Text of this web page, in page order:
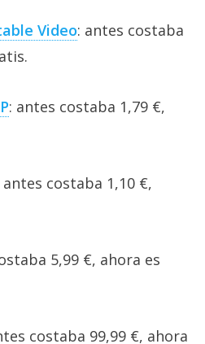
Video: antes costaba
: antes costaba 1,79 €,
antes costaba 1,10 €,
5,99 €, ahora es
costaba 99,99 €, ahora